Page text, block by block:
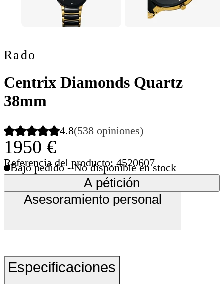
Rado
Centrix Diamonds Quartz
38mm
4.8(538 opiniones)
1950 €
Referencia del producto: 4520607
Bajo pedido - No disponible en stock
A pétición
Asesoramiento personal
Especificaciones